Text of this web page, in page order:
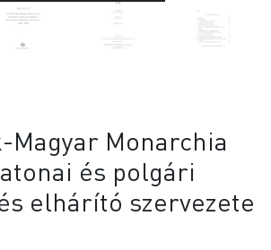
Magyar Monarchia
és polgári
elhárító szervezete